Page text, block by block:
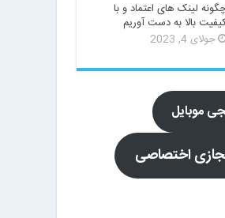
لینک های اعتماد و با
بالا به دست آوریم
جولای 4, 2023
موبایل
اختصاصی